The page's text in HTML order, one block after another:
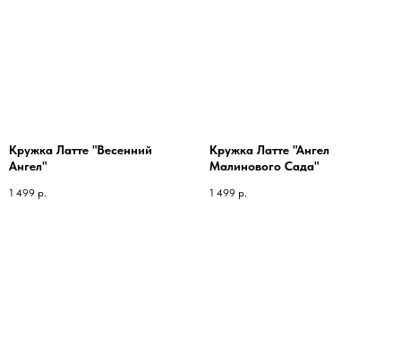
Кружка Латте "Весенний
Ангел"
1 499 р.
Кружка Латте "Ангел
Малинового Сада"
1 499 р.